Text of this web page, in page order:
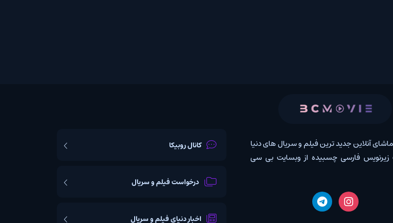
جدید ترین فیلم و سریال های دنیا
چسبیده از وبسایت بی سی
کانال روبیکا
درخواست فیلم و سریال
اخبار دنیای فیلم و سریال